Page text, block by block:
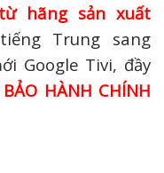
hãng sản xuất
Trung sang
Google Tivi, đầy
HÀNH CHÍNH